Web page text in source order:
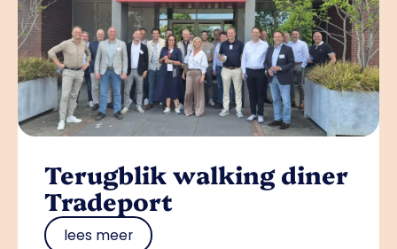
Terugblik walking diner
Tradeport
lees meer